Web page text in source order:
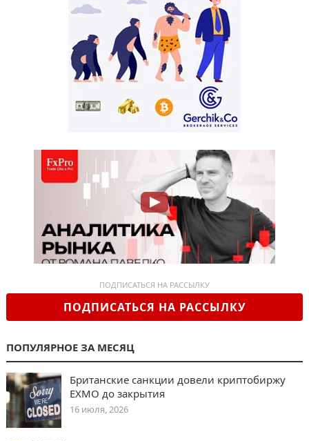
ПОДПИСАТЬСЯ НА РАССЫЛКУ
ПОДПИСАТЬСЯ НА РАССЫЛКУ
ПОПУЛЯРНОЕ ЗА МЕСЯЦ
Британские санкции довели криптобиржу
EXMO до закрытия
16 июля, 2026